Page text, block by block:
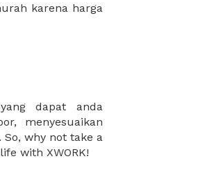
with XWORK!